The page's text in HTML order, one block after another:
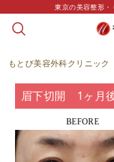
東京の美容整形
もとび美容外科クリニック
眉下切開 1ヶ月
BEFORE